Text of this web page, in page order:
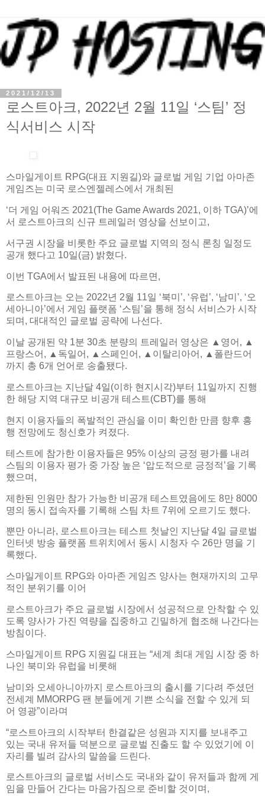
2021/12/13
로스트아크, 2022년 2월 11일 ‘스팀’ 정
식서비스 시작
스마일게이트 RPG(대표 지원길)와 글로벌 게임 기업 아마존
게임즈는 미국 로스엔젤레스에서 개최된
‘더 게임 어워즈 2021(The Game Awards 2021, 이하 TGA)’에
서 로스트아크의 신규 트레일러 영상을 선보이고,
서구권 시장을 비롯한 주요 글로벌 지역의 정식 론칭 일정도
공개 했다고 10일(금) 밝혔다.
이번 TGA에서 발표된 내용에 따르면,
로스트아크는 오는 2022년 2월 11일 ‘북미’, ‘유럽’, ‘남미’, ‘오
세아니아’에서 게임 플랫폼 ‘스팀’을 통해 정식 서비스가 시작
되며, 대대적인 글로벌 공략에 나선다.
이날 공개된 약 1분 30초 분량의 트레일러 영상은 ▲영어, ▲
프랑스어, ▲독일어, ▲스페인어, ▲이탈리아어, ▲폴란드어
까지 총 6개 언어로 송출됐다.
로스트아크는 지난달 4일(이하 현지시각)부터 11일까지 진행
한 해당 지역 대규모 비공개 테스트(CBT)를 통해
현지 이용자들의 폭발적인 관심을 이미 확인한 만큼 향후 흥
행 전망에도 청신호가 켜졌다.
테스트에 참가한 이용자들은 95% 이상의 긍정 평가를 내려
스팀의 이용자 평가 중 가장 높은 ‘압도적으로 긍정적’을 기록
했으며,
제한된 인원만 참가 가능한 비공개 테스트였음에도 8만 8000
명의 동시 접속자를 기록해 스팀 차트 7위에 오르기도 했다.
뿐만 아니라, 로스트아크는 테스트 첫날인 지난달 4일 글로벌
인터넷 방송 플랫폼 트위치에서 동시 시청자 수 26만 명을 기
록했다.
스마일게이트 RPG와 아마존 게임즈 양사는 현재까지의 고무
적인 분위기를 이어
로스트아크가 주요 글로벌 시장에서 성공적으로 안착할 수 있
도록 양사가 가진 역량을 집중하고 긴밀하게 협조해 나간다는
방침이다.
스마일게이트 RPG 지원길 대표는 “세계 최대 게임 시장 중 하
나인 북미와 유럽을 비롯해
남미와 오세아니아까지 로스트아크의 출시를 기다려 주셨던
전세계 MMORPG 팬 분들에게 기쁜 소식을 전할 수 있게 되
어 영광”이라며
“로스트아크의 시작부터 한결같은 성원과 지지를 보내주고
있는 국내 유저들 덕분으로 글로벌 진출도 할 수 있었기에 이
자리를 빌려 감사의 말씀을 드린다.
로스트아크의 글로벌 서비스도 국내와 같이 유저들과 함께 게
임을 만들어 간다는 마음가짐으로 준비할 것이며,